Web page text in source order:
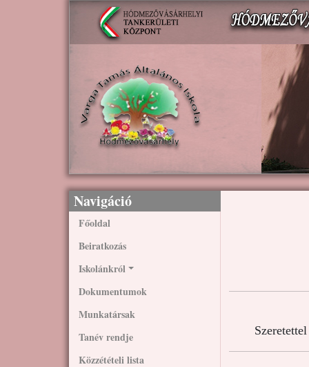
Ugrás a tartalomra
Navigáció
Főoldal
Beiratkozás
Iskolánkról
Dokumentumok
Munkatársak
Tanév rendje
Közzétételi lista